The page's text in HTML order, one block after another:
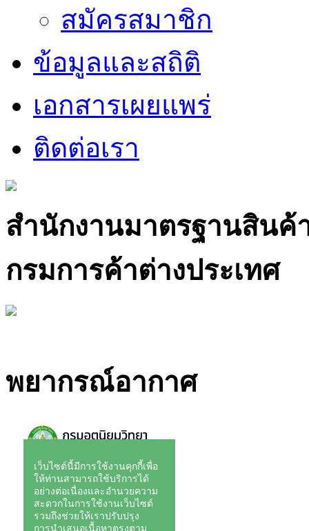
สมัครสมาชิก
ข้อมูลและสถิติ
เอกสารเผยแพร่
ติดต่อเรา
สำนักงานมาตรฐานสินค้
กรมการค้าต่างประเทศ
พยากรณ์อากาศ